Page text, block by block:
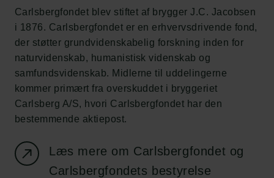
Carlsbergfondet blev stiftet af brygger J.C. Jacobsen
i 1876. Carlsbergfondet er en erhvervsdrivende fond,
der støtter grundvidenskabelig forskning inden for
naturvidenskab, humanistisk videnskab og
samfundsvidenskab. Midlerne til uddelingerne
kommer primært fra overskuddet i bryggeriet
Carlsberg A/S, hvori Carlsbergfondet har den
bestemmende aktiepost.
Læs mere om Carlsbergfondet og
Carlsbergfondets bestyrelse
Links
Pressekontakt
Job hos os
Databeskyttelsespolitik
Politik for dataetik
Cookiepolitik